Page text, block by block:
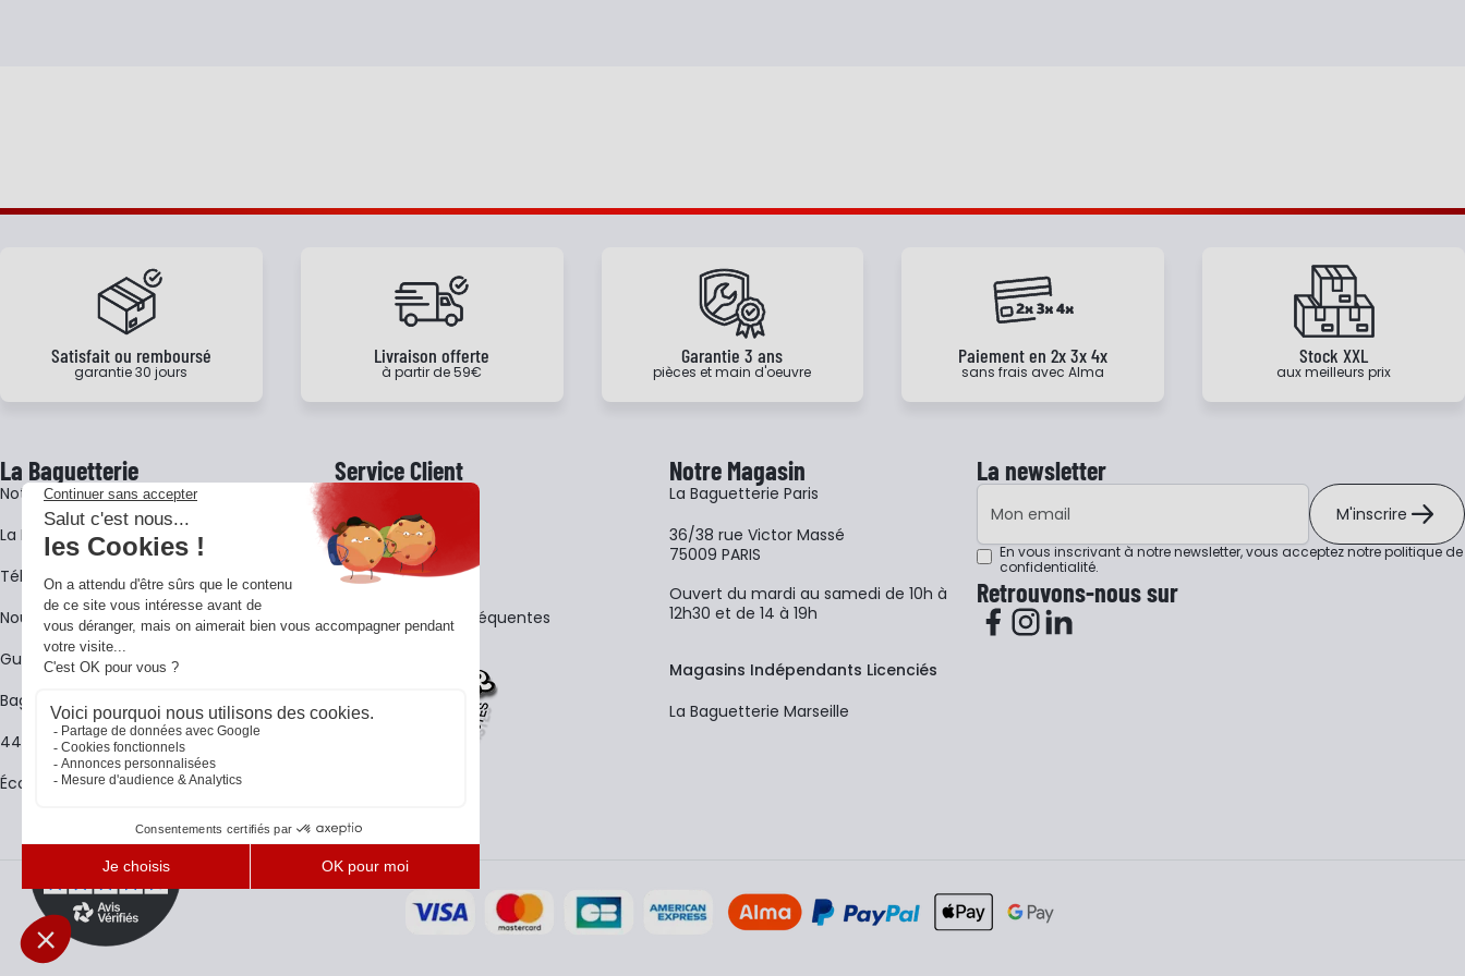
Satisfait ou remboursé
garantie 30 jours
Livraison offerte
à partir de 59€
Garantie 3 ans
pièces et main d'oeuvre
Paiement en 2x 3x 4x
sans frais avec Alma
Stock XXL
aux meilleurs prix
La Baguetterie
Notre histoire
La BagShow
​Télécharger le catalogue
Nous contacter
Guides La Baguetterie
Baguetterie Shop Online
44 ans de rencontres
Écoles
Service Client
Garantie 3 ans
CGV
FAQ - Questions Fréquentes
Notre Magasin
La Baguetterie Paris
36/38 rue Victor Massé
75009 PARIS
Ouvert du mardi au samedi de 10h à
12h30 et de 14 à 19h
Magasins Indépendants Licenciés
La Baguetterie Marseille
La newsletter
Adresse e-mail
M'inscrire
En vous inscrivant à notre newsletter, vous acceptez notrepolitique de
confidentialité.
Retrouvons-nous sur